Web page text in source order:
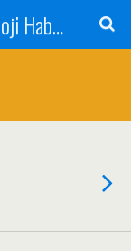
Teknolojer - En Güncel Teknoloji Haberleri